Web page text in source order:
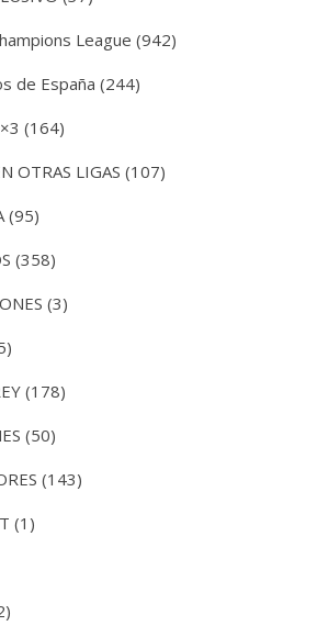
League (942)
de España (244)
(164)
OTRAS LIGAS (107)
(95)
(358)
(3)
(178)
(50)
(143)
(1)